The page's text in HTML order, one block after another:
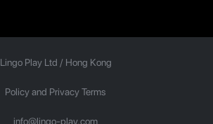
Lingo Play Ltd / Hong Kong
Policy and Privacy Terms
info@lingo-play.com